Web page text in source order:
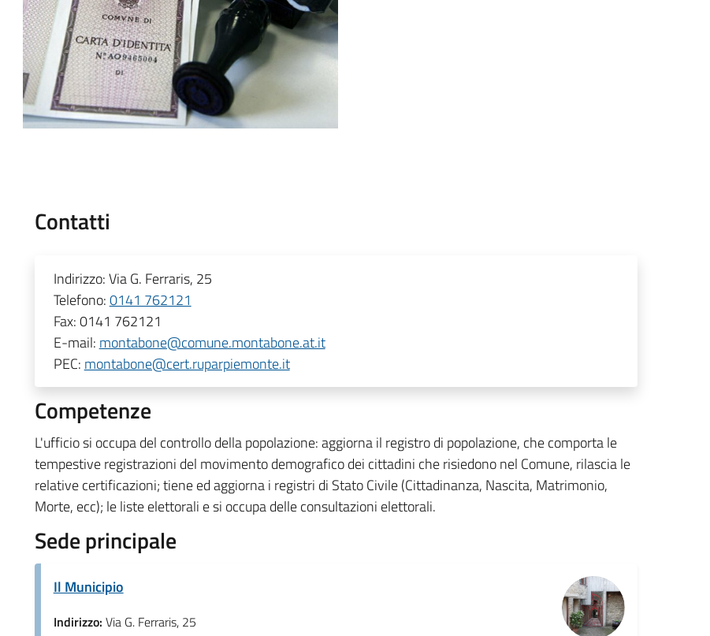
Contatti
Indirizzo:Via G. Ferraris, 25
Telefono:0141 762121
Fax:0141 762121
E-mail: montabone@comune.montabone.at.it
PEC: montabone@cert.ruparpiemonte.it
Competenze
L'ufficio si occupa del controllo della popolazione: aggiorna il registro di popolazione, che comporta le
tempestive registrazioni del movimento demografico dei cittadini che risiedono nel Comune, rilascia le
relative certificazioni; tiene ed aggiorna i registri di Stato Civile (Cittadinanza, Nascita, Matrimonio,
Morte, ecc); le liste elettorali e si occupa delle consultazioni elettorali.
Sede principale
Il Municipio
Indirizzo: Via G. Ferraris, 25